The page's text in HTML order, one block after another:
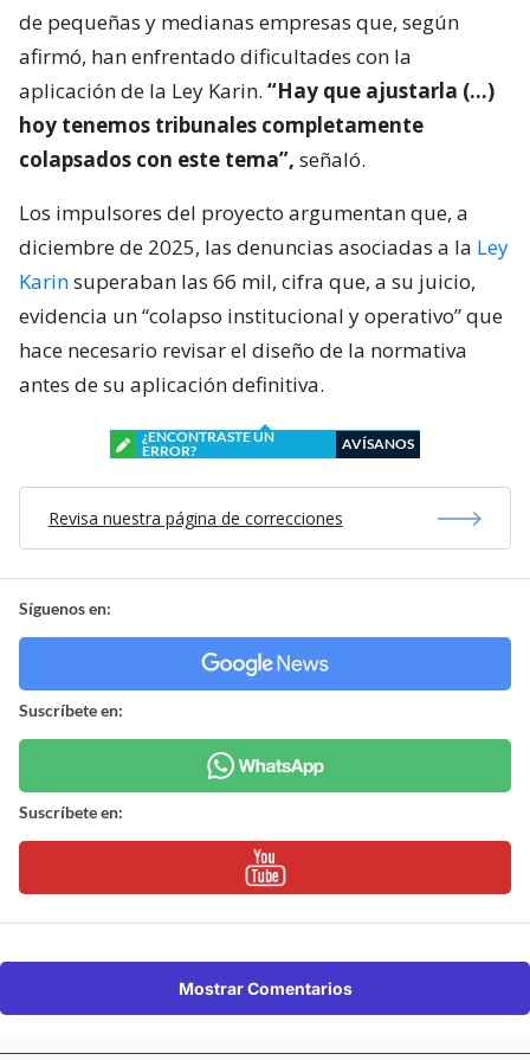
de pequeñas y medianas empresas que, según
afirmó, han enfrentado dificultades con la
aplicación de la Ley Karin. “Hay que ajustarla (…)
hoy tenemos tribunales completamente
colapsados con este tema”, señaló.
Los impulsores del proyecto argumentan que, a
diciembre de 2025, las denuncias asociadas a la Ley
Karinsuperaban las 66 mil, cifra que, a su juicio,
evidencia un “colapso institucional y operativo” que
hace necesario revisar el diseño de la normativa
antes de su aplicación definitiva.
¿ENCONTRASTE UN
ERROR?
AVÍSANOS
Revisa nuestra página de correcciones
Síguenos en:
Suscríbete en:
Suscríbete en:
Mostrar Comentarios